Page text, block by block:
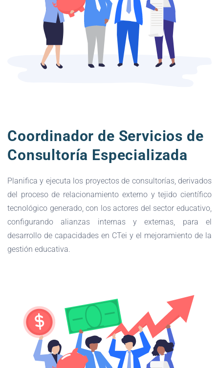
Coordinador de Servicios de
Consultoría Especializada
Planifica y ejecuta los proyectos de consultorías, derivados
del proceso de relacionamiento externo y tejido científico
tecnológico generado, con los actores del sector educativo,
configurando alianzas internas y externas, para el
desarrollo de capacidades en CTei y el mejoramiento de la
gestión educativa.